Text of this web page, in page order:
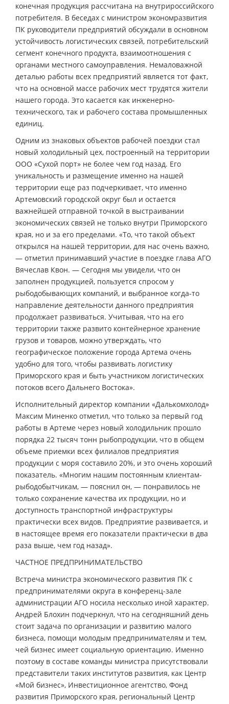
конечная продукция рассчитана на внутрироссийского
потребителя. В беседах с министром экономразвития
ПК руководители предприятий обсуждали в основном
устойчивость логистических связей, потребительский
сегмент конечного продукта, взаимоотношения с
органами местного самоуправления. Немаловажной
деталью работы всех предприятий является тот факт,
что на основной массе рабочих мест трудятся жители
нашего города. Это касается как инженерно-
технического, так и рабочего состава промышленных
единиц.
Одним из знаковых объектов рабочей поездки стал
новый холодильный цех, построенный на территории
ООО «Сухой порт» не более чем год назад. Его
уникальность и размещение именно на нашей
территории еще раз подчеркивает, что именно
Артемовский городской округ был и остается
важнейшей отправной точкой в выстраивании
экономических связей не только внутри Приморского
края, но и за его пределами. «То, что такой объект
открылся на нашей территории, для нас очень важно,
— отметил принимавший участие в поездке глава АГО
Вячеслав Квон. — Сегодня мы увидели, что он
заполнен продукцией, пользуется спросом у
рыбодобывающих компаний, и выбранное когда-то
направление деятельности данного предприятия
продолжает развиваться. Учитывая, что на его
территории также развито контейнерное хранение
грузов и товаров, можно утверждать, что
географическое положение города Артема очень
удобно для того, чтобы развивать логистику
Приморского края и быть участником логистических
потоков всего Дальнего Востока».
Исполнительный директор компании «Далькомхолод»
Максим Миненко отметил, что только за первый год
работы в Артеме через новый холодильник прошло
порядка 22 тысяч тонн рыбопродукции, что в общем
объеме приемки всех филиалов предприятия
продукции с моря составило 20%, и это очень хороший
показатель. «Многим нашим постоянным клиентам-
рыбодобытчикам, — пояснил он, — понравилось не
только сохранение качества их продукции, но и
доступность транспортной инфраструктуры
практически всех видов. Предприятие развивается, и
в настоящее время его показатели практически в два
раза выше, чем год назад».
ЧАСТНОЕ ПРЕДПРИНИМАТЕЛЬСТВО
Встреча министра экономического развития ПК с
предпринимателями округа в конференц-зале
администрации АГО носила несколько иной характер.
Андрей Блохин подчеркнул, что на сегодняшний день
стоит задача по организации и развитию малого
бизнеса, помощи молодым предпринимателям и тем,
чей бизнес имеет социальную ориентацию. Именно
поэтому в составе команды министра присутствовали
представители таких институтов развития, как Центр
«Мой бизнес», Инвестиционное агентство, Фонд
развития Приморского края, региональный Центр